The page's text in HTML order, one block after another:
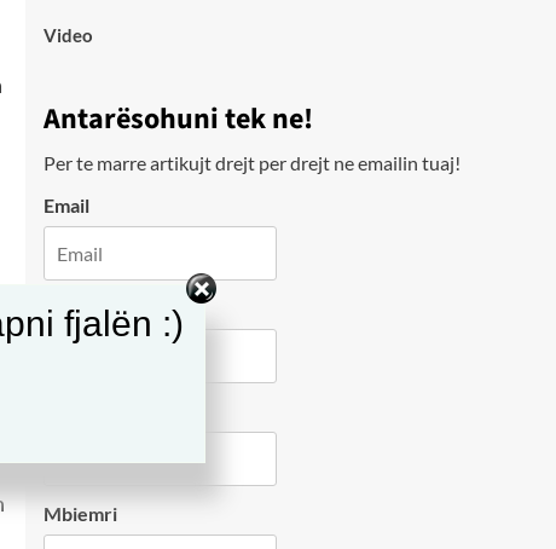
Video
Antarësohuni tek ne!
Per te marre artikujt drejt per drejt ne emailin tuaj!
Email
City
Mbiemri
fjalën :)